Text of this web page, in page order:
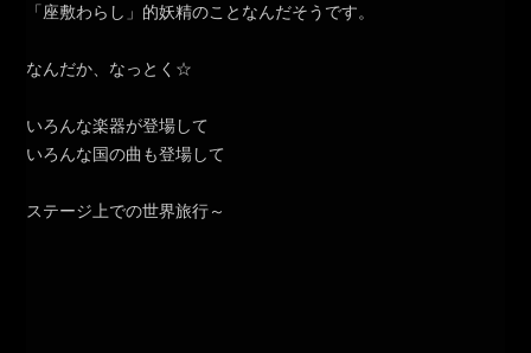
「座敷わらし」的妖精のことなんだそうです。
なんだか、なっとく☆
いろんな楽器が登場して
いろんな国の曲も登場して
ステージ上での世界旅行～